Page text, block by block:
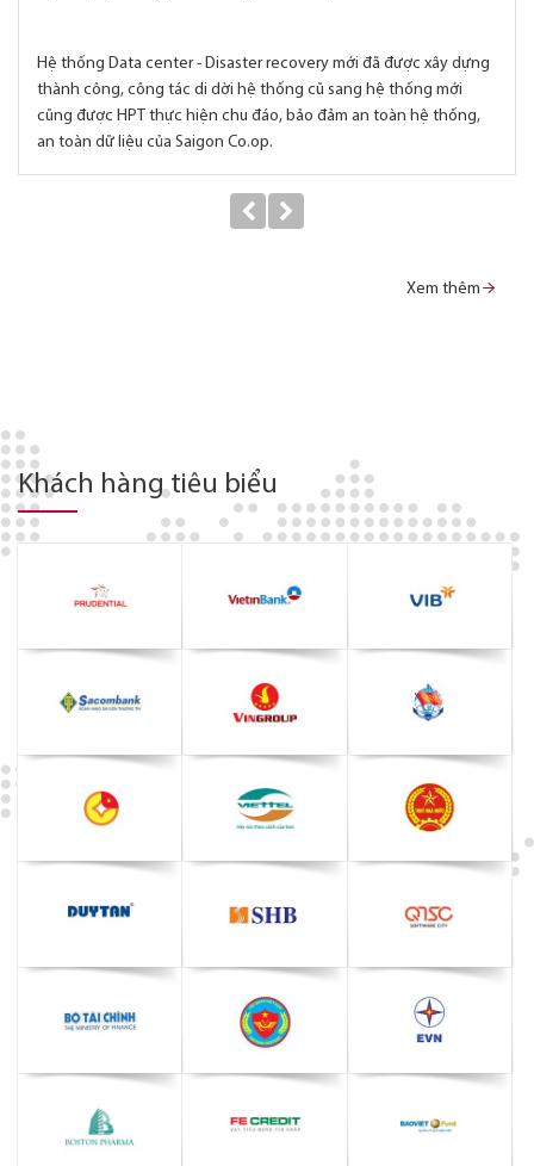
Hệ thống Data center - Disaster recovery mới đã được xây dựng
thành công, công tác di dời hệ thống cũ sang hệ thống mới
cũng được HPT thực hiện chu đáo, bảo đảm an toàn hệ thống,
an toàn dữ liệu của Saigon Co.op.
Xem thêm
Khách hàng tiêu biểu